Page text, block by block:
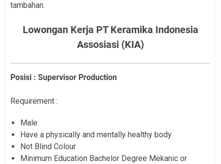
tambahan.
Lowongan Kerja PT Keramika Indonesia
Assosiasi (KIA)
Posisi : Supervisor Production
Requirement :
Male
Have a physically and mentally healthy body
Not Blind Colour
Minimum Education Bachelor Degree Mekanic or